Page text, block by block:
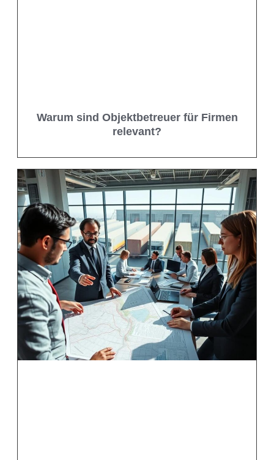
Warum sind Objektbetreuer für Firmen
relevant?